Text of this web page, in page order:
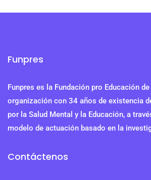
Funpres
Funpres es la Fundación pro Educación de
organización con 34 años de existencia
por la Salud Mental y la Educación, a
modelo de actuación basado en la
Contáctenos